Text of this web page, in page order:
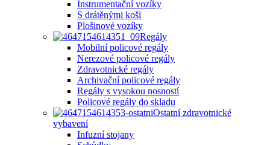
Instrumentační vozíky
S drátěnými koši
Plošinové vozíky
Regály
Mobilní policové regály
Nerezové policové regály
Zdravotnické regály
Archivační policové regály
Regály s vysokou nosností
Policové regály do skladu
Ostatní zdravotnické
vybavení
Infuzní stojany